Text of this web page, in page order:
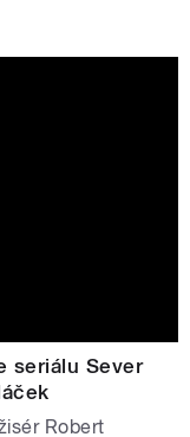
seriálu Sever
Robert